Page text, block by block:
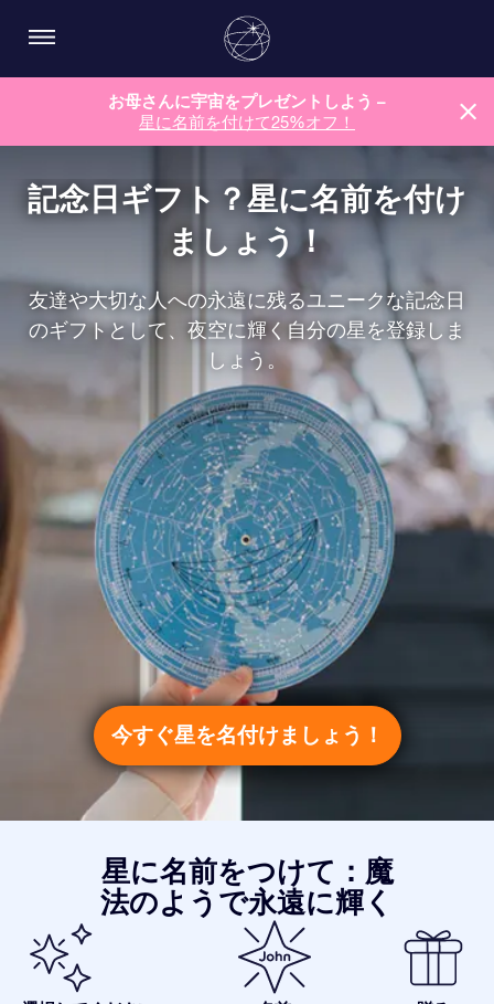
お母さんに宇宙をプレゼントしよう –
星に名前を付けて25%オフ！
記念日ギフト？星に名前を付け
ましょう！
友達や大切な人への永遠に残るユニークな記念日
のギフトとして、夜空に輝く自分の星を登録しま
しょう。
今すぐ星を名付けましょう！
星に名前をつけて：魔
法のようで永遠に輝く